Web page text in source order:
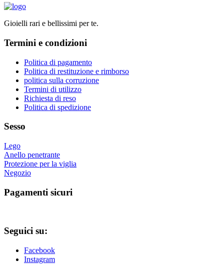
del
varianti.
opzioni
essere
scelte
nella
pagina
del
prodotto
Gioielli rari e bellissimi per te.
Termini e condizioni
Politica di pagamento
Politica di restituzione e rimborso
politica sulla corruzione
Termini di utilizzo
Richiesta di reso
Politica di spedizione
Sesso
Lego
Anello penetrante
Protezione per la viglia
Negozio
Pagamenti sicuri
Seguici su:
Facebook
Instagram